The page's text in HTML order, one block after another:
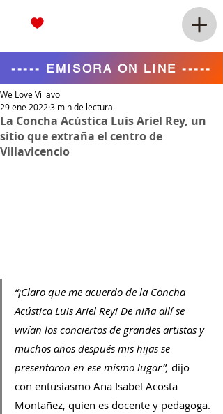
----- EMISORA ON LINE -----
La Concha Acústica Luis Ariel Rey, un
sitio que extraña el centro de
Villavicencio
We Love Villavo
29 ene 2022 3 min de lectura
“¡Claro que me acuerdo de la Concha
Acústica Luis Ariel Rey! De niña allí se
vivían los conciertos de grandes artistas y
muchos años después mis hijas se
presentaron en ese mismo lugar”, dijo
con entusiasmo Ana Isabel Acosta
Montañez, quien es docente y pedagoga.